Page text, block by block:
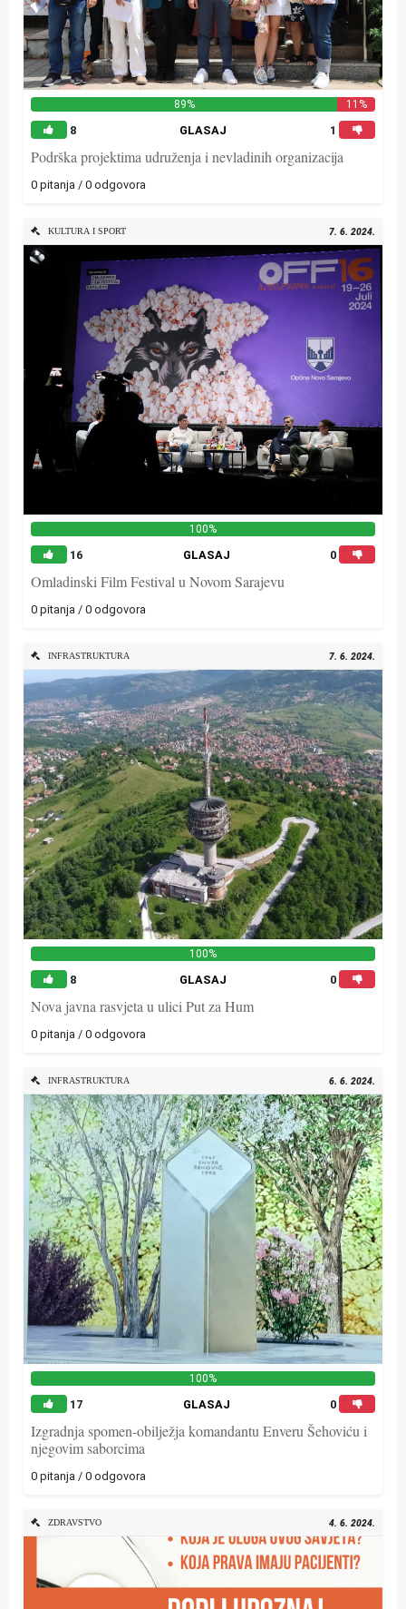
89% 11%
8 GLASAJ 1
Podrška projektima udruženja i nevladinih organizacija
0 pitanja / 0 odgovora
KULTURA I SPORT 7. 6. 2024.
100%
16 GLASAJ 0
Omladinski Film Festival u Novom Sarajevu
0 pitanja / 0 odgovora
INFRASTRUKTURA 7. 6. 2024.
100%
8 GLASAJ 0
Nova javna rasvjeta u ulici Put za Hum
0 pitanja / 0 odgovora
INFRASTRUKTURA 6. 6. 2024.
100%
17 GLASAJ 0
Izgradnja spomen-obilježja komandantu Enveru Šehoviću i
njegovim saborcima
0 pitanja / 0 odgovora
ZDRAVSTVO 4. 6. 2024.